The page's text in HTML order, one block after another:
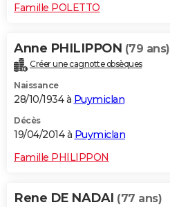
Famille POLETTO
Anne PHILIPPON (79 ans)
Créer une cagnotte obsèques
Naissance
28/10/1934 à Puymiclan
Décès
19/04/2014 à Puymiclan
Famille PHILIPPON
Rene DE NADAI (77 ans)